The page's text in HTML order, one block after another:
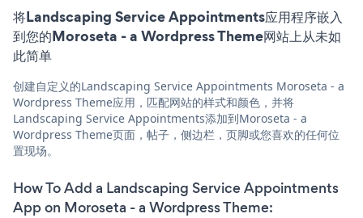
将Landscaping Service Appointments应用程序嵌入
到您的Moroseta - a Wordpress Theme网站上从未如
此简单
创建自定义的Landscaping Service Appointments Moroseta - a
Wordpress Theme应用，匹配网站的样式和颜色，并将
Landscaping Service Appointments添加到Moroseta - a
Wordpress Theme页面，帖子，侧边栏，页脚或您喜欢的任何位
置现场。
How To Add a Landscaping Service Appointments
App on Moroseta - a Wordpress Theme: